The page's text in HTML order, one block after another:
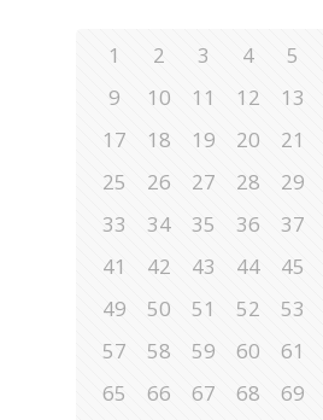
1 2 3 4 5
9
10 11 12 13
17
18 19 20 21
25
26 27 28 29
33
34 35 36 37
41
42 43 44 45
49
50 51 52 53
57
58 59 60 61
65
66 67 68 69